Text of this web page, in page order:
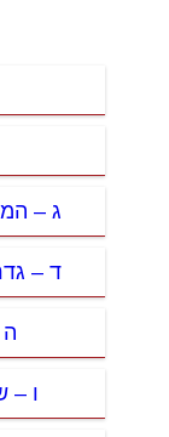
ג –
ד –
ה
ו –